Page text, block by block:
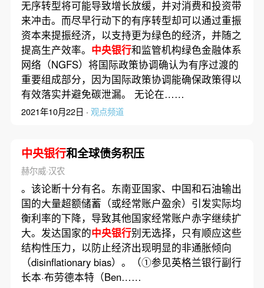
无序转型将可能导致增长放缓，并对消费和投资带
来冲击。而尽早行动下的有序转型却可以通过重振
资本来提振经济，以支持更为绿色的经济，并随之
提高生产效率。 中央银行和监管机构绿色金融体系
网络（NGFS）将国际政策协调确认为有序过渡的
重要组成部分，因为国际政策协调能确保政策得以
有效落实并避免碳泄漏。 无论在……
2021年10月22日 · 观点频道
中央银行和全球债务积压
赫尔威·汉农
。该论断十分有名。东南亚国家、中国和石油输出
国的大量超额储蓄（或经常账户盈余）引发实际均
衡利率的下降，导致其他国家经常账户赤字继续扩
大。发达国家的中央银行别无选择，只有顺应这些
结构性压力，以防止经济出现明显的非通胀倾向
（disinflationary bias）。（①参见英格兰银行副行
长本·布劳德本特（Ben……